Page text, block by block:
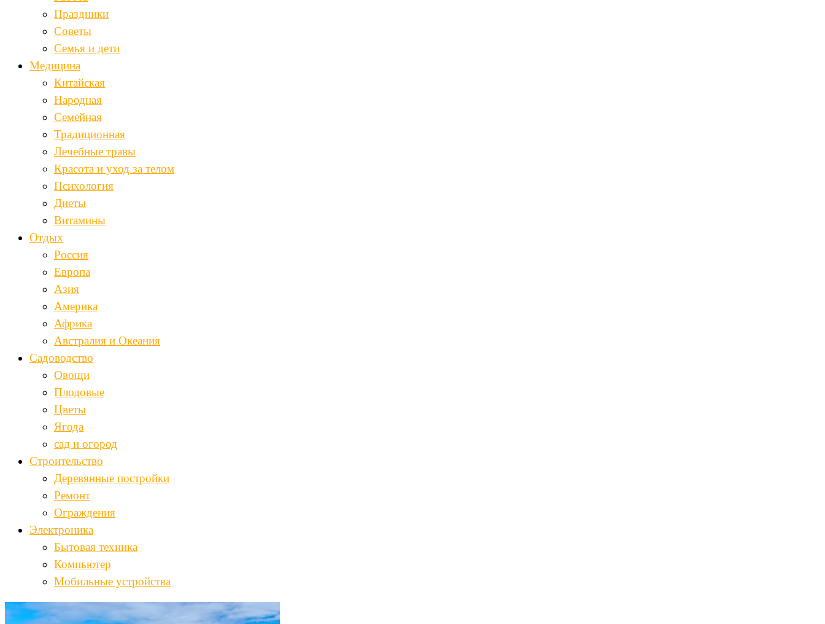
Праздники
Советы
Семья и дети
Медицина
Китайская
Народная
Семейная
Традиционная
Лечебные травы
Красота и уход за телом
Психология
Диеты
Витамины
Отдых
Россия
Европа
Азия
Америка
Африка
Австралия и Океания
Садоводство
Овощи
Плодовые
Цветы
Ягода
сад и огород
Строительство
Деревянные постройки
Ремонт
Ограждения
Электроника
Бытовая техника
Компьютер
Мобильные устройства